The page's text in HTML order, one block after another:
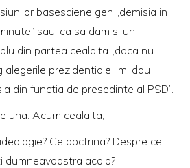
basesciene gen „demisia in
sau, ca sa dam si un
din partea cealalta „daca nu
alegerile prezidentiale, imi dau
din functia de presedinte al PSD”.
una. Acum cealalta;
Ce doctrina? Despre ce
dumneavoastra acolo?